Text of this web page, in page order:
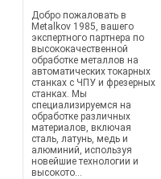
Добро пожаловать в
Metalkov 1985, вашего
экспертного партнера по
высококачественной
обработке металлов на
автоматических токарных
станках с ЧПУ и фрезерных
станках. Мы
специализируемся на
обработке различных
материалов, включая
сталь, латунь, медь и
алюминий, используя
новейшие технологии и
высокото...